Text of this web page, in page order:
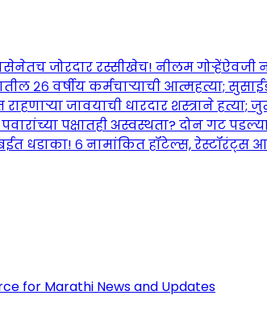
जोरदार रस्सीखेच! नीलम गोऱ्हेंऐवजी
२६ वर्षीय कर्मचाऱ्याची आत्महत्या;
जावयाची धारदार शस्त्राने हत्या;
पक्षातही अस्वस्थता? दोन गट
धडाका! ६ नामांकित हॉटेल्स, रेस्टॉरंट्स
for the Latest News